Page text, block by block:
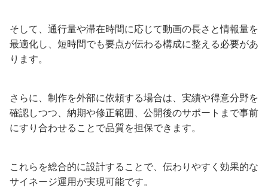
そして、通行量や滞在時間に応じて動画の長さと情報量を
最適化し、短時間でも要点が伝わる構成に整える必要があ
ります。
さらに、制作を外部に依頼する場合は、実績や得意分野を
確認しつつ、納期や修正範囲、公開後のサポートまで事前
にすり合わせることで品質を担保できます。
これらを総合的に設計することで、伝わりやすく効果的な
サイネージ運用が実現可能です。